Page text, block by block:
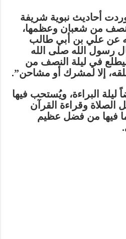
أحاديث نبوية شريفة
من شعبان وعظمها،
عن علي بن أبي طالب
رسول الله صلى الله
في ليلة النصف من
إلا لمشرك أو مشاحن”.
ليلة البراءة، ويُستحب فيها
الصلاة وقراءة القرآن
فيها من فضل عظيم